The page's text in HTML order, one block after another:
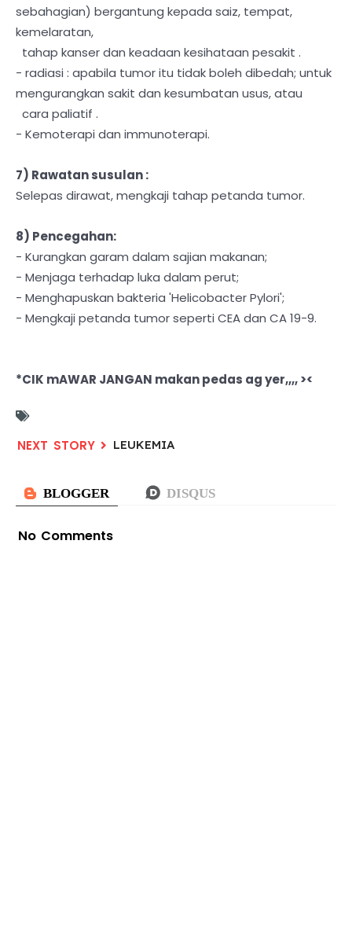
sebahagian) bergantung kepada saiz, tempat,
kemelaratan,
tahap kanser dan keadaan kesihataan pesakit .
- radiasi : apabila tumor itu tidak boleh dibedah; untuk
mengurangkan sakit dan kesumbatan usus, atau
cara paliatif .
- Kemoterapi dan immunoterapi.
7) Rawatan susulan:
Selepas dirawat, mengkaji tahap petanda tumor.
8) Pencegahan:
- Kurangkan garam dalam sajian makanan;
- Menjaga terhadap luka dalam perut;
- Menghapuskan bakteria 'Helicobacter Pylori';
- Mengkaji petanda tumor seperti CEA dan CA 19-9.
*CIK mAWAR JANGAN makan pedas ag yer,,,, ><
LEUKEMIA
No Comments